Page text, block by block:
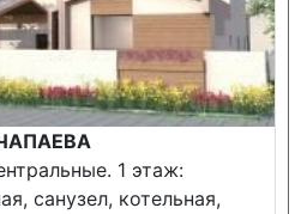
1 этаж:
санузел, котельная,